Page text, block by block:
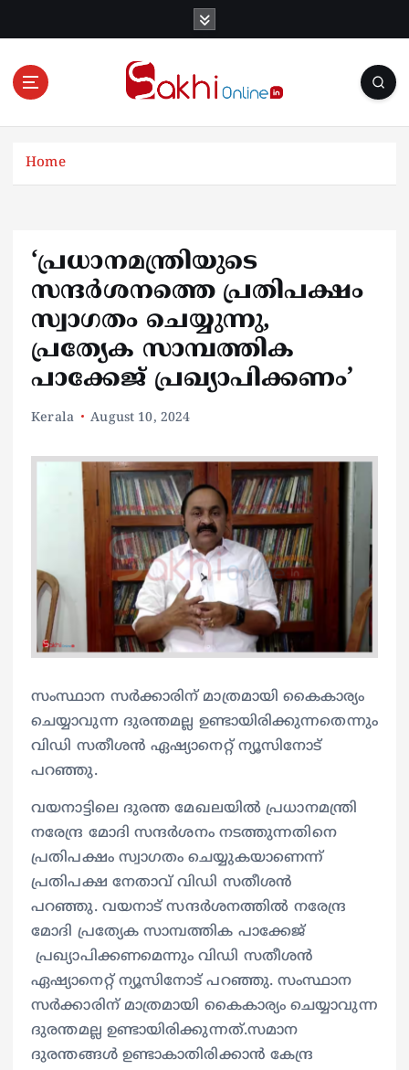
Online News Portal
Home
‘പ്രധാനമന്ത്രിയുടെ
സന്ദർശനത്തെ പ്രതിപക്ഷം
സ്വാഗതം ചെയ്യുന്നു,
പ്രത്യേക സാമ്പത്തിക
പാക്കേജ് പ്രഖ്യാപിക്കണം’
Kerala August 10, 2024
സംസ്ഥാന സർക്കാരിന് മാത്രമായി കൈകാര്യം
ചെയ്യാവുന്ന ദുരന്തമല്ല ഉണ്ടായിരിക്കുന്നതെന്നും
വിഡി സതീശൻ ഏഷ്യാനെറ്റ് ന്യൂസിനോട്
പറഞ്ഞു.
വയനാട്ടിലെ ദുരന്ത മേഖലയില്‍ പ്രധാനമന്ത്രി
നരേന്ദ്ര മോദി സന്ദര്‍ശനം നടത്തുന്നതിനെ
പ്രതിപക്ഷം സ്വാഗതം ചെയ്യുകയാണെന്ന്
പ്രതിപക്ഷ നേതാവ് വിഡി സതീശൻ
പറഞ്ഞു. വയനാട് സന്ദര്‍ശനത്തില്‍ നരേന്ദ്ര
മോദി പ്രത്യേക സാമ്പത്തിക പാക്കേജ്
പ്രഖ്യാപിക്കണമെന്നും വിഡി സതീശൻ
ഏഷ്യാനെറ്റ് ന്യൂസിനോട് പറഞ്ഞു. സംസ്ഥാന
സർക്കാരിന് മാത്രമായി കൈകാര്യം ചെയ്യാവുന്ന
ദുരന്തമല്ല ഉണ്ടായിരിക്കുന്നത്.സമാന
ദുരന്തങ്ങൾ ഉണ്ടാകാതിരിക്കാൻ കേന്ദ്ര